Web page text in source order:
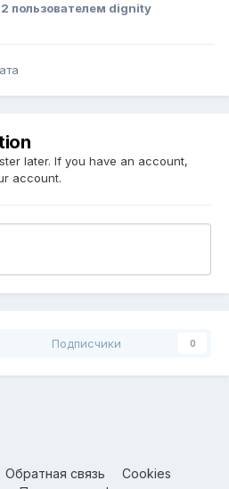
пользователем dignity
later. If you have an account,
account.
Подписчики 0
Обратная связь
Cookies